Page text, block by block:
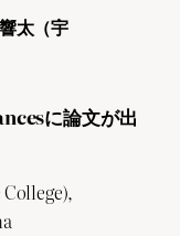
太（宇
に論文が出